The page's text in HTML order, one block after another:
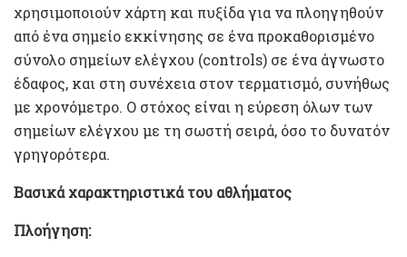
χρησιμοποιούν χάρτη και πυξίδα για να πλοηγηθούν
από ένα σημείο εκκίνησης σε ένα προκαθορισμένο
σύνολο σημείων ελέγχου (controls) σε ένα άγνωστο
έδαφος, και στη συνέχεια στον τερματισμό, συνήθως
με χρονόμετρο. Ο στόχος είναι η εύρεση όλων των
σημείων ελέγχου με τη σωστή σειρά, όσο το δυνατόν
γρηγορότερα.
Βασικά χαρακτηριστικά του αθλήματος
Πλοήγηση: